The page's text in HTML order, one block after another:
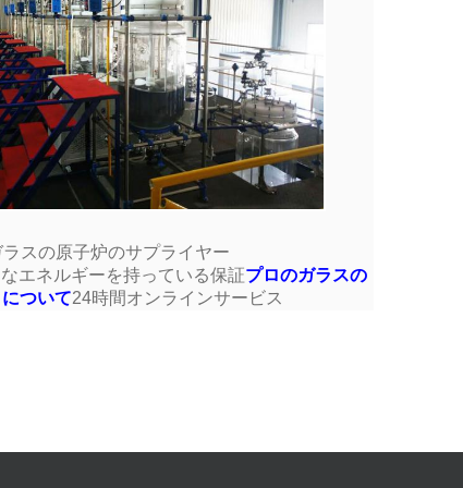
ラスの原子炉のサプライヤー
エネルギーを持っている保証プロのガラスの
ついて24時間オンラインサービス